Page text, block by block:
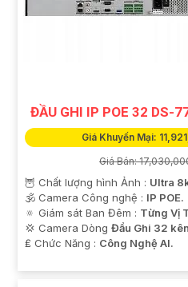
ĐẦU GHI IP POE 32 DS-
Giá Khuyến Mại:
Giá Bán:
🦉 Chất lượng hình Ảnh : Ultra
🕉️ Camera Công nghệ : IP POE.
🔅 Giám sát Ban Đêm : Từng Vị
💢 Camera Dòng Đầu Ghi 32
️₤ Chức Năng : Công Nghệ AI.